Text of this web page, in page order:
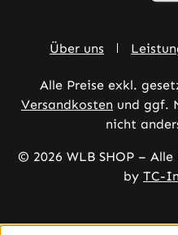
Über uns
Alle Preise exkl.
Versandkosten und ggf.
nicht
© 2026 WLB SHOP –
by TC-